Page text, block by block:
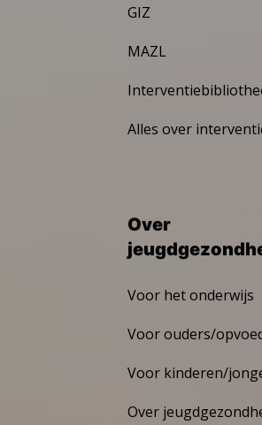
GIZ
MAZL
Alles over
Over
Voor het onderwijs
Voor ouders/
Voor kinderen/
Over